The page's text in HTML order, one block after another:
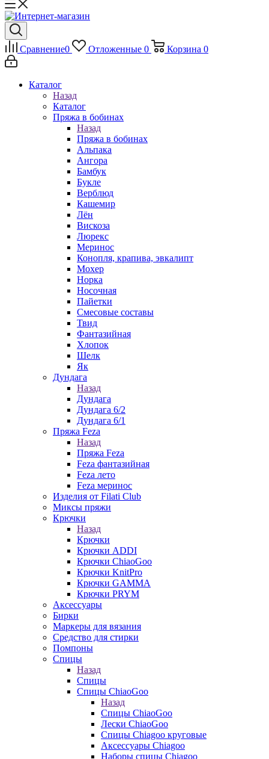
Сравнение0 Отложенные 0 Корзина 0
Каталог
Назад
Каталог
Пряжа в бобинах
Назад
Пряжа в бобинах
Альпака
Ангора
Бамбук
Букле
Верблюд
Кашемир
Лён
Вискоза
Люрекс
Меринос
Конопля, крапива, эвкалипт
Мохер
Норка
Носочная
Пайетки
Смесовые составы
Твид
Фантазийная
Хлопок
Шелк
Як
Дундага
Назад
Дундага
Дундага 6/2
Дундага 6/1
Пряжа Feza
Назад
Пряжа Feza
Feza фантазийная
Feza лето
Feza меринос
Изделия от Filati Club
Миксы пряжи
Крючки
Назад
Крючки
Крючки ADDI
Крючки ChiaoGoo
Крючки KnitPro
Крючки GAMMA
Крючки PRYM
Аксессуары
Бирки
Маркеры для вязания
Средство для стирки
Помпоны
Спицы
Назад
Спицы
Спицы ChiaoGoo
Назад
Спицы ChiaoGoo
Лески ChiaoGoo
Cпицы Сhiagoo круговые
Аксессуары Chiagoo
Наборы спицы Chiagoo